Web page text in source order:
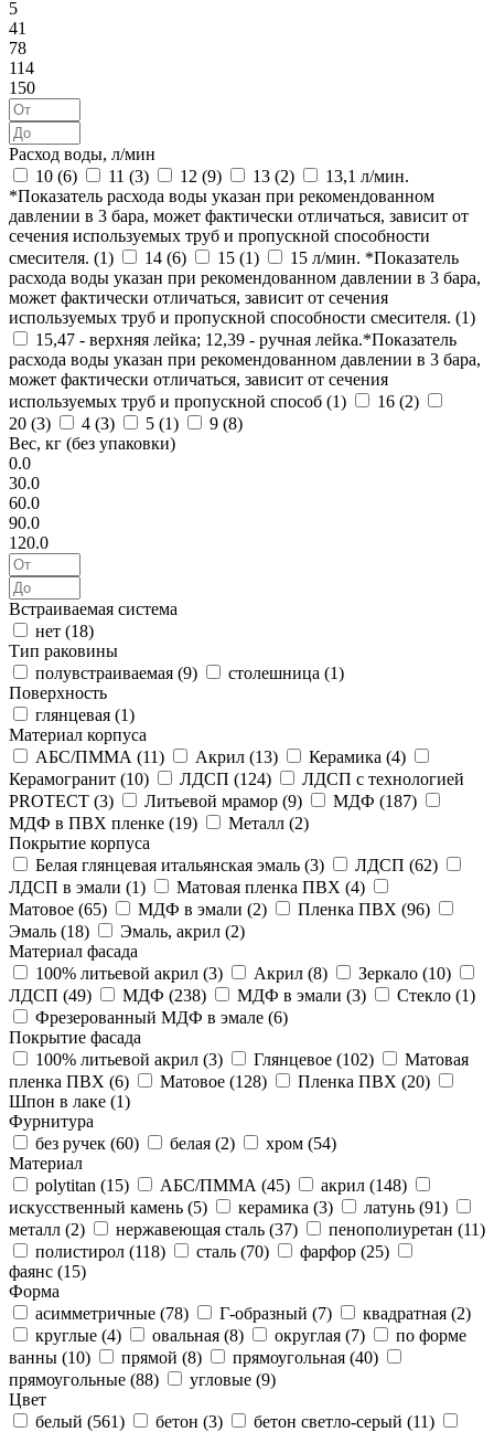
5
41
78
114
150
Расход воды, л/мин
10 (6) 11 (3) 12 (9) 13 (2)
13,1 л/мин.
*Показатель расхода воды указан при рекомендованном
давлении в 3 бара, может фактически отличаться, зависит от
сечения используемых труб и пропускной способности
смесителя. (1) 14 (6) 15 (1)
15 л/мин. *Показатель
расхода воды указан при рекомендованном давлении в 3 бара,
может фактически отличаться, зависит от сечения
используемых труб и пропускной способности смесителя. (1)
15,47 - верхняя лейка; 12,39 - ручная лейка.*Показатель
расхода воды указан при рекомендованном давлении в 3 бара,
может фактически отличаться, зависит от сечения
используемых труб и пропускной способ (1) 16 (2)
20 (3) 4 (3) 5 (1) 9 (8)
Вес, кг (без упаковки)
0.0
30.0
60.0
90.0
120.0
Встраиваемая система
нет (18)
Тип раковины
полувстраиваемая (9) столешница (1)
Поверхность
глянцевая (1)
Материал корпуса
АБС/ПММА (11) Акрил (13) Керамика (4)
Керамогранит (10) ЛДСП (124)
ЛДСП с технологией
PROTECT (3) Литьевой мрамор (9) МДФ (187)
МДФ в ПВХ пленке (19) Металл (2)
Покрытие корпуса
Белая глянцевая итальянская эмаль (3) ЛДСП (62)
ЛДСП в эмали (1) Матовая пленка ПВХ (4)
Матовое (65) МДФ в эмали (2) Пленка ПВХ (96)
Эмаль (18) Эмаль, акрил (2)
Материал фасада
100% литьевой акрил (3) Акрил (8) Зеркало (10)
ЛДСП (49) МДФ (238) МДФ в эмали (3) Стекло (1)
Фрезерованный МДФ в эмале (6)
Покрытие фасада
100% литьевой акрил (3) Глянцевое (102)
Матовая
пленка ПВХ (6) Матовое (128) Пленка ПВХ (20)
Шпон в лаке (1)
Фурнитура
без ручек (60) белая (2) хром (54)
Материал
polytitan (15) АБС/ПММА (45) акрил (148)
искусственный камень (5) керамика (3) латунь (91)
металл (2) нержавеющая сталь (37) пенополиуретан (11)
полистирол (118) сталь (70) фарфор (25)
фаянс (15)
Форма
асимметричные (78) Г-образный (7) квадратная (2)
круглые (4) овальная (8) округлая (7)
по форме
ванны (10) прямой (8) прямоугольная (40)
прямоугольные (88) угловые (9)
Цвет
белый (561) бетон (3) бетон светло-серый (11)